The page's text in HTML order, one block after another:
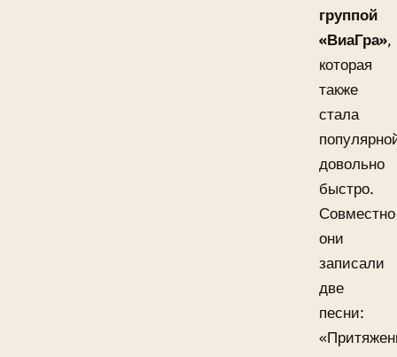
группой
«ВиаГра»,
которая
также
стала
довольно
быстро.
Совместно
они
записали
две
песни: